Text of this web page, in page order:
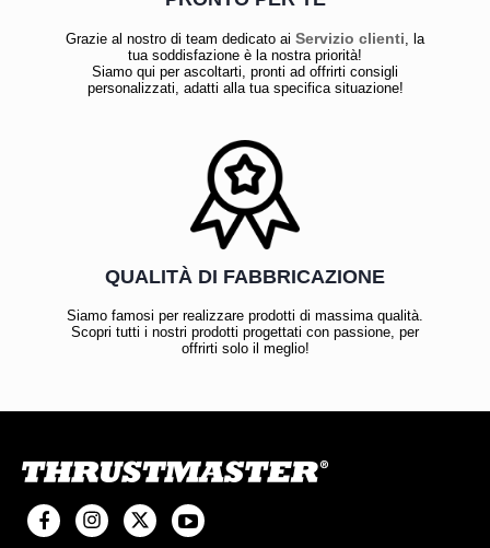
Grazie al nostro di team dedicato ai Servizio clienti , la
tua soddisfazione è la nostra priorità!
Siamo qui per ascoltarti, pronti ad offrirti consigli
personalizzati, adatti alla tua specifica situazione!
QUALITÀ DI FABBRICAZIONE
Siamo famosi per realizzare prodotti di massima qualità.
Scopri tutti i nostri prodotti progettati con passione, per
offrirti solo il meglio!